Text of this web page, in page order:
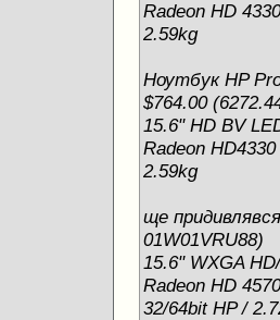
Radeon HD
2.59kg
Ноутбук HP
$764.00
15.6" HD BV
Radeon
2.59kg
ще
01W01VRU88)
15.6" WXGA
Radeon HD
32/64bit HP /